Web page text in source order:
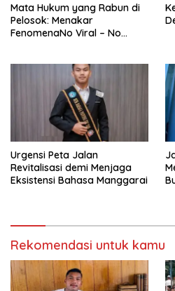
Mata Hukum yang Rabun di
Pelosok: Menakar
FenomenaNo Viral – No
Urgensi Peta Jalan
Revitalisasi demi Menjaga
Eksistensi Bahasa Manggarai
Rekomendasi untuk kamu